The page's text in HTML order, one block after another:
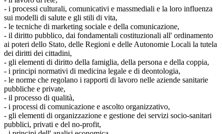
- i processi culturali, comunicativi e massmediali e la loro influenza
sui modelli di salute e gli stili di vita,
- le tecniche di marketing sociale e della comunicazione,
- il diritto pubblico, dai fondamentali costituzionali all' ordinamento
ai poteri dello Stato, delle Regioni e delle Autonomie Locali la tutela
dei diritti dei cittadini,
- gli elementi di diritto della famiglia, della persona e della coppia,
- i principi normativi di medicina legale e di deontologia,
- le norme che regolano i rapporti di lavoro nelle aziende sanitarie
pubbliche e private,
- il processo di qualità,
- i processi di comunicazione e ascolto organizzativo,
- gli elementi di organizzazione e gestione dei servizi socio-sanitari
pubblici, privati e del no-profit,